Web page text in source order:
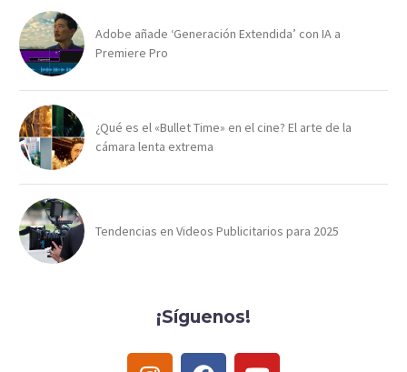
Adobe añade ‘Generación Extendida’ con IA a
Premiere Pro
¿Qué es el «Bullet Time» en el cine? El arte de la
cámara lenta extrema
Tendencias en Videos Publicitarios para 2025
¡Síguenos!